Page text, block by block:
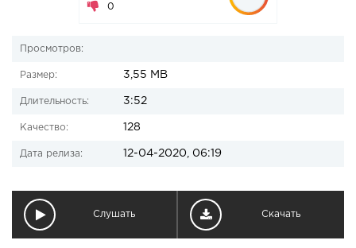
0
Просмотров:
Размер: 3,55 MB
Длительность: 3:52
Качество: 128
Дата релиза: 12-04-2020, 06:19
Слушать Скачать